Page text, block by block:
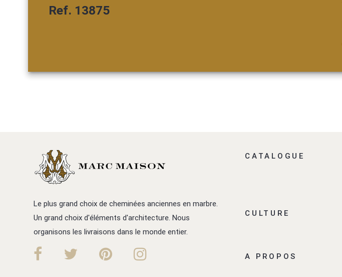
Ref. 13875
Le plus grand choix de cheminées anciennes en marbre.
Un grand choix d'éléments d'architecture. Nous
organisons les livraisons dans le monde entier.
CATALOGUE
CULTURE
A PROPOS